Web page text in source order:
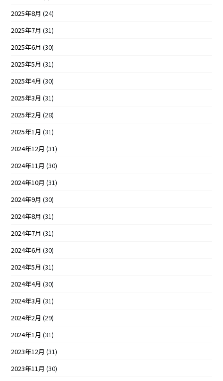
2025年8月 (24)
2025年7月 (31)
2025年6月 (30)
2025年5月 (31)
2025年4月 (30)
2025年3月 (31)
2025年2月 (28)
2025年1月 (31)
2024年12月 (31)
2024年11月 (30)
2024年10月 (31)
2024年9月 (30)
2024年8月 (31)
2024年7月 (31)
2024年6月 (30)
2024年5月 (31)
2024年4月 (30)
2024年3月 (31)
2024年2月 (29)
2024年1月 (31)
2023年12月 (31)
2023年11月 (30)